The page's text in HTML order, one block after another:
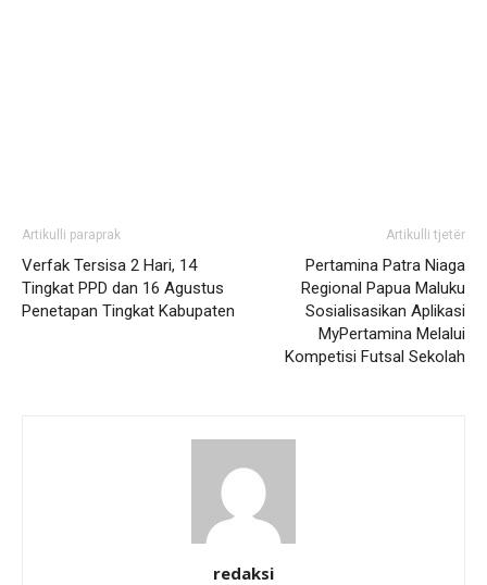
Artikulli paraprak
Verfak Tersisa 2 Hari, 14
Tingkat PPD dan 16 Agustus
Penetapan Tingkat Kabupaten
Artikulli tjetër
Pertamina Patra Niaga
Regional Papua Maluku
Sosialisasikan Aplikasi
MyPertamina Melalui
Kompetisi Futsal Sekolah
redaksi